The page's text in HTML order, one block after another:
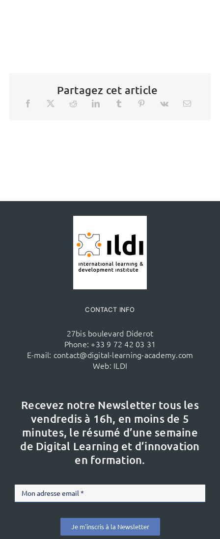
Partagez cet article
CONTACT INFO
27bis boulevard Diderot
Phone: +33 9 72 42 03 31
E-mail: contact@digital-learning-academy.com
Web: ILDI
Recevez notre Newsletter tous les
vendredis à 16h, en moins de 5
minutes, le résumé d’une semaine
de Digital Learning et d’innovation
en formation.
Je m'inscris à la Newsletter